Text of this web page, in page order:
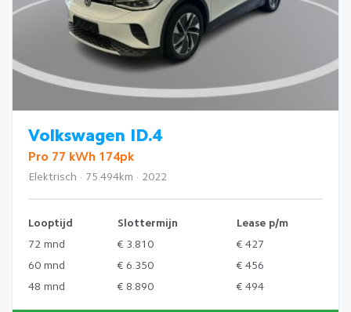
Volkswagen ID.4
Pro 77 kWh 174pk
Elektrisch · 75.494km · 2022
Looptijd Slottermijn
Lease p/m
72 mnd
€ 3.810
€ 427
60 mnd
€ 6.350
€ 456
48 mnd
€ 8.890 € 494